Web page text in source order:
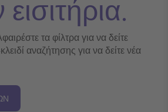
τα φίλτρα για να δείτε
αναζήτησης για να δείτε νέα